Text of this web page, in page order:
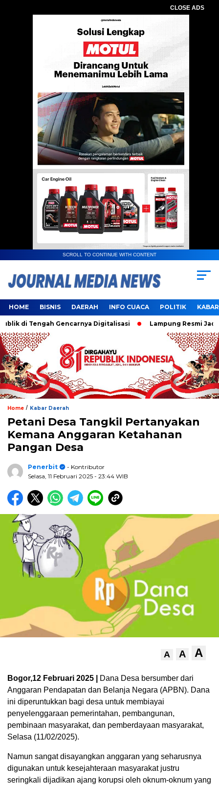
CLOSE ADS
SCROLL TO CONTINUE WITH CONTENT
HOME BISNIS DAERAH INFO CUACA POLITIK
di Tengah Gencarnya Digitalisasi Lampung Resmi Jadi
Home / Kabar Daerah
Petani Desa Tangkil Pertanyakan
Kemana Anggaran Ketahanan
Pangan Desa
Penerbit
- Kontributor
Selasa, 11 Februari 2025 - 23:44 WIB
A A A
Bogor,12 Februari 2025 |
Dana Desa bersumber dari
Anggaran Pendapatan dan Belanja Negara (APBN). Dana
ini diperuntukkan bagi desa untuk membiayai
penyelenggaraan pemerintahan, pembangunan,
pembinaan masyarakat, dan pemberdayaan masyarakat,
Selasa (11/02/2025).
Namun sangat disayangkan anggaran yang seharusnya
digunakan untuk kesejahteraan masyarakat justru
seringkali dijadikan ajang korupsi oleh oknum-oknum yang